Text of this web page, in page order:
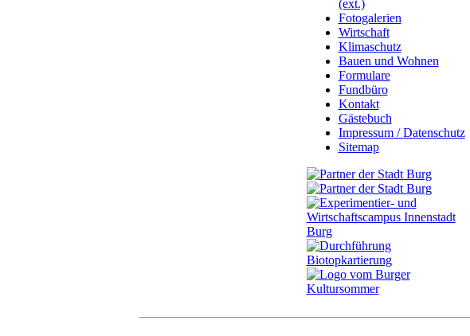
(ext.)
Fotogalerien
Wirtschaft
Klimaschutz
Bauen und Wohnen
Formulare
Fundbüro
Kontakt
Gästebuch
Impressum / Datenschutz
Sitemap